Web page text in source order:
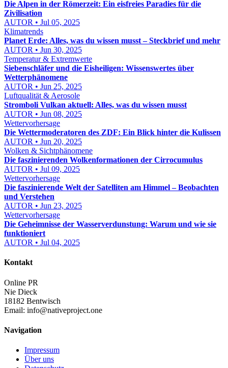
Die Alpen in der Römerzeit: Ein eisfreies Paradies für die
Zivilisation
AUTOR • Jul 05, 2025
Klimatrends
Planet Erde: Alles, was du wissen musst – Steckbrief und mehr
AUTOR • Jun 30, 2025
Temperatur & Extremwerte
Siebenschläfer und die Eisheiligen: Wissenswertes über
Wetterphänomene
AUTOR • Jun 25, 2025
Luftqualität & Aerosole
Stromboli Vulkan aktuell: Alles, was du wissen musst
AUTOR • Jun 08, 2025
Wettervorhersage
Die Wettermoderatoren des ZDF: Ein Blick hinter die Kulissen
AUTOR • Jun 20, 2025
Wolken & Sichtphänomene
Die faszinierenden Wolkenformationen der Cirrocumulus
AUTOR • Jul 09, 2025
Wettervorhersage
Die faszinierende Welt der Satelliten am Himmel – Beobachten
und Verstehen
AUTOR • Jun 23, 2025
Wettervorhersage
Die Geheimnisse der Wasserverdunstung: Warum und wie sie
funktioniert
AUTOR • Jul 04, 2025
Kontakt
Online PR
Nie Dieck
18182 Bentwisch
Email: info@nativeproject.one
Navigation
Impressum
Über uns